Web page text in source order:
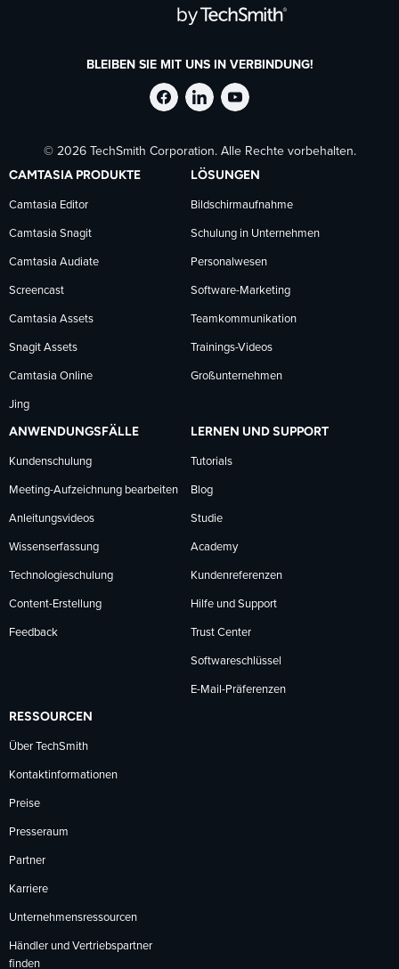
BLEIBEN SIE MIT UNS IN VERBINDUNG!
TechSmith
auf
Facebook
folgen
TechSmith
auf
LinkedIn
folgen
TechSmith
auf
YouTube
folgen
© 2026 TechSmith Corporation. Alle Rechte vorbehalten.
CAMTASIA PRODUKTE
Camtasia Editor
Camtasia Snagit
Camtasia Audiate
Screencast
Camtasia Assets
Snagit Assets
Camtasia Online
Jing
LÖSUNGEN
Bildschirmaufnahme
Schulung in Unternehmen
Personalwesen
Software-Marketing
Teamkommunikation
Trainings-Videos
Großunternehmen
ANWENDUNGSFÄLLE
Kundenschulung
Meeting-Aufzeichnung bearbeiten
Anleitungsvideos
Wissenserfassung
Technologieschulung
Content-Erstellung
Feedback
LERNEN UND SUPPORT
Tutorials
Blog
Studie
Academy
Kundenreferenzen
Hilfe und Support
Trust Center
Softwareschlüssel
E-Mail-Präferenzen
RESSOURCEN
Über TechSmith
Kontaktinformationen
Preise
Presseraum
Partner
Karriere
Unternehmensressourcen
Händler und Vertriebspartner
finden